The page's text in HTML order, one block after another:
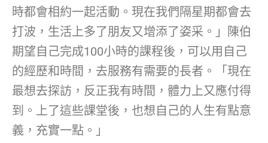
時都會相約一起活動。現在我們隔星期都會去
打波，生活上多了朋友又增添了姿采。」陳伯
期望自己完成100小時的課程後，可以用自己
的經歷和時間，去服務有需要的長者。「現在
最想去探訪，反正我有時間，體力上又應付得
到。上了這些課堂後，也想自己的人生有點意
義，充實一點。」